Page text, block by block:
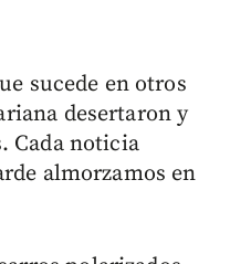
sucede en otros
desertaron y
Cada noticia
almorzamos en